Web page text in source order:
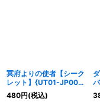
冥府よりの使者【シーク
レット】{UT01-JP003}
《モンスター》
480円(税込)